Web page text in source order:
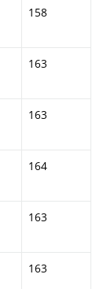
158
163
163
164
163
163